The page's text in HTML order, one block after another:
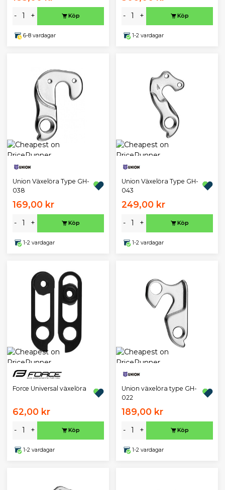
- + Köp
6-8 vardagar
- + Köp
1-2 vardagar
Union Växelöra Type GH-
038
169,00 kr
- + Köp
1-2 vardagar
Union Växelöra Type GH-
043
249,00 kr
- + Köp
1-2 vardagar
Force Universal växelöra
62,00 kr
- + Köp
1-2 vardagar
Union växelöra type GH-
022
189,00 kr
- + Köp
1-2 vardagar